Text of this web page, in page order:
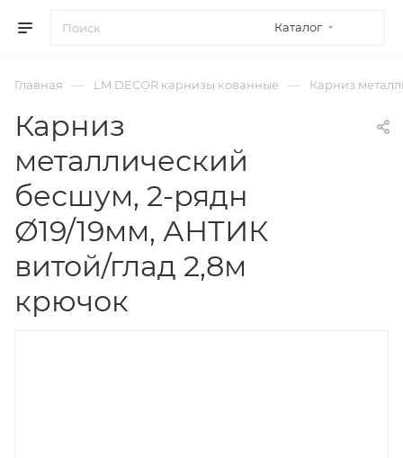
Каталог
Главная — LM DECOR карнизы кованные — Карниз
Карниз
металлический
бесшум, 2-рядн
Ø19/19мм, АНТИК
витой/глад 2,8м
крючок